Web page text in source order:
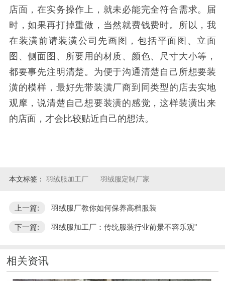
店面，在实务操作上，就未必能完全符合需求。届
时，如果再打掉重做，当然就费钱费时。所以，我
在装潢前请装潢公司先画图，包括平面图、立面
图、侧面图、所要用的材质、颜色、尺寸大小等，
都要事先注明清楚。为便于沟通清楚自己所想要装
潢的模样，最好先带装潢厂商到同类型的店去实地
观摩，说清楚自己想要装潢的感觉，这样装潢出来
的店面，才会比较贴近自己的想法。
本文标签： 羽绒服加工厂 羽绒服定制厂家
上一篇: 羽绒服厂教你如何保养高档服装
下一篇: 羽绒服加工厂：传统服装行业前景不容乐观"
相关资讯